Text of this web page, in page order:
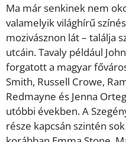
Ma már senkinek nem
valamelyik világhírű
mozivásznon lát – találja
utcáin. Tavaly például
forgatott a magyar
Smith, Russell Crowe,
Redmayne és Jenna
utóbbi években. A
része kapcsán szintén